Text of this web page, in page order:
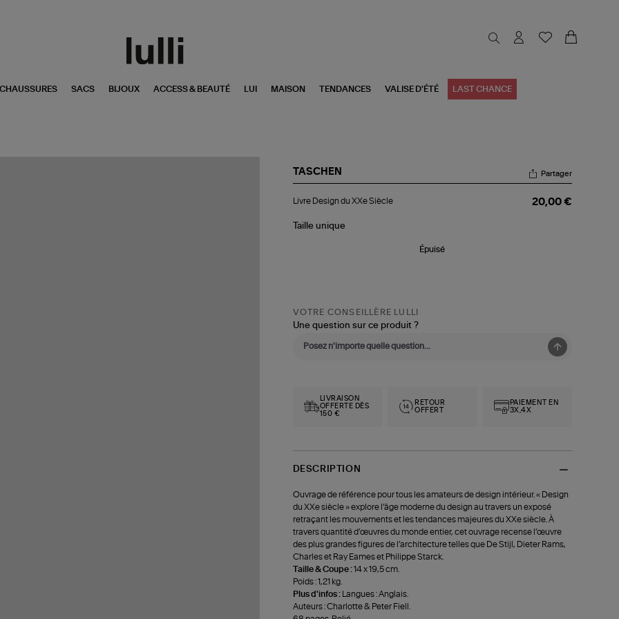
CHAUSSURES SACS BIJOUX ACCESS & BEAUTÉ LUI MAISON TENDANCES VALISE D'ÉTÉ LAST CHANCE
TASCHEN
Design
XXe
Partager
Livre Design du XXe Siècle 20,00 €
Taille unique
Épuisé
VOTRE CONSEILLÈRE LULLI
Une question sur ce produit ?
LIVRAISON
OFFERTE DÈS
150 €
RETOUR
OFFERT
PAIEMENT EN
3X,4X
DESCRIPTION
Ouvrage de référence pour tous les amateurs de design intérieur. « Design
du XXe siècle » explore l’âge moderne du design au travers un exposé
retraçant les mouvements et les tendances majeures du XXe siècle. À
travers quantité d’œuvres du monde entier, cet ouvrage recense l’œuvre
des plus grandes figures de l’architecture telles que De Stijl, Dieter Rams,
Charles et Ray Eames et Philippe Starck.
Taille & Coupe :14 x 19,5 cm.
Poids : 1,21 kg.
Plus d'infos :
Langues : Anglais.
Auteurs : Charlotte & Peter Fiell.